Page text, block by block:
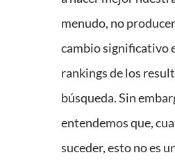
menudo, no
cambio significativo
rankings de los
búsqueda. Sin
entendemos que,
suceder, esto no es